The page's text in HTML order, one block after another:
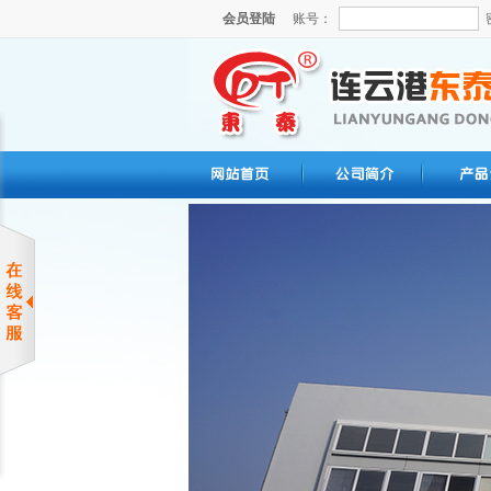
会员登陆 账号：